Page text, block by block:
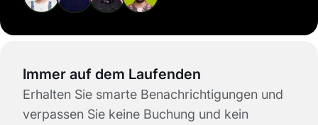
Immer auf dem Laufenden
Erhalten Sie smarte Benachrichtigungen und
verpassen Sie keine Buchung und kein